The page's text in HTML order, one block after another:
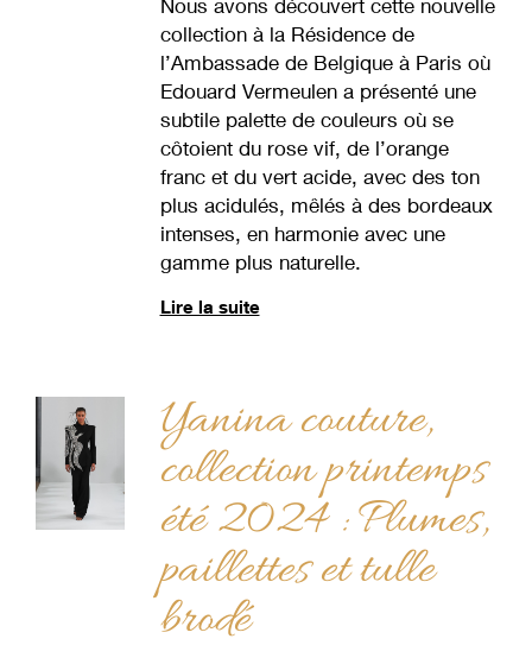
Nous avons découvert cette nouvelle
collection à la Résidence de
l’Ambassade de Belgique à Paris où
Edouard Vermeulen a présenté une
subtile palette de couleurs où se
côtoient du rose vif, de l’orange
franc et du vert acide, avec des ton
plus acidulés, mêlés à des bordeaux
intenses, en harmonie avec une
gamme plus naturelle.
Lire la suite
Yanina couture,
collection printemps
été 2024 : Plumes,
paillettes et tulle
brodé